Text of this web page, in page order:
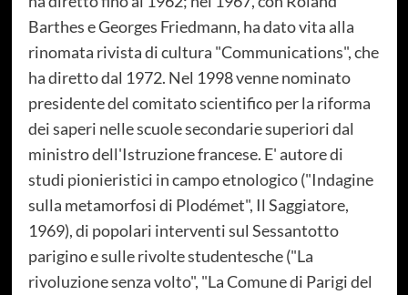
Barthes e Georges Friedmann, ha dato vita alla
rinomata rivista di cultura "Communications", che
ha diretto dal 1972. Nel 1998 venne nominato
presidente del comitato scientifico per la riforma
dei saperi nelle scuole secondarie superiori dal
ministro dell'Istruzione francese. E' autore di
studi pionieristici in campo etnologico ("Indagine
sulla metamorfosi di Plodémet", Il Saggiatore,
1969), di popolari interventi sul Sessantotto
parigino e sulle rivolte studentesche ("La
rivoluzione senza volto", "La Comune di Parigi del